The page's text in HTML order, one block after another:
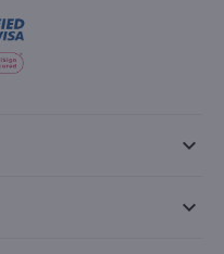
keyboard_arrow_down
keyboard_arrow_down